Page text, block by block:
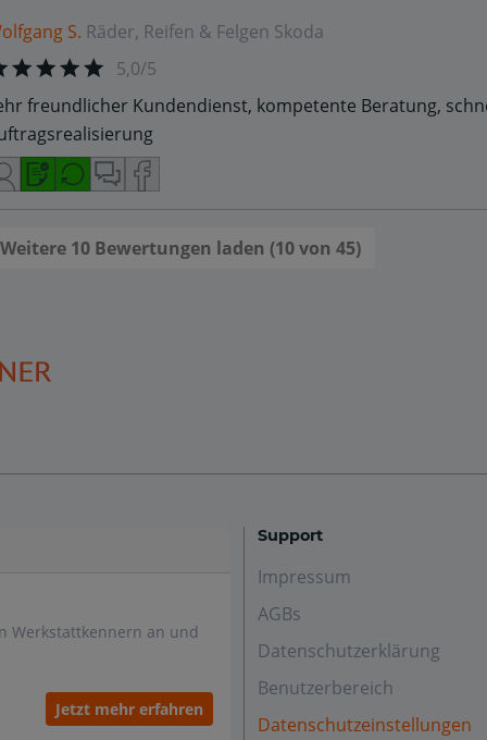
S. Räder, Reifen & Felgen Skoda
5,0/5
freundlicher Kundendienst, kompetente Beratung,
Weitere 10 Bewertungen laden (10 von 45)
Werkstattkennern an und
Jetzt mehr erfahren
Support
Impressum
AGBs
Datenschutzerklärung
Benutzerbereich
Datenschutzeinstellungen